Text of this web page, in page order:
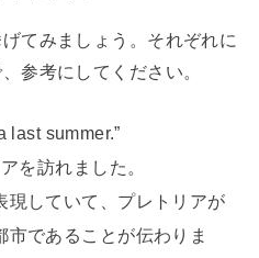
てみましょう。それぞれに
参考にしてください。
last summer.”
を訪れました。
現していて、プレトリアが
であることが伝わりま